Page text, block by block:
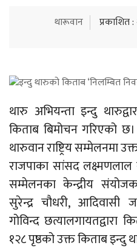
थारूवान प्रकाशित
थारु अभियन्ता इन्दु
किताब बिमोचन गरिएको
थारुवान राष्ट्रिय सम्मेलनमा
राजपाका सांसद
सम्मेलनका केन्द्रीय
सुरेन्द्र चौधरी, आदिवासी
गोविन्द छत्यालगायतद्वारा
१२८ पृष्ठको उक्त किताब